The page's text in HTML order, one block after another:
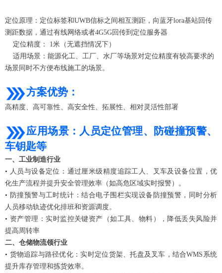
定位原理：定位标签和UWB信标之间相互测距，向蓝牙lora基站回传
测距数据，通过有线网络或者4G5G回传到定位服务器
定位精度： 1米（无遮挡情况下）
适用场景：能源化工、工厂、水厂等场景对定位精度有较高要求的
场景同时不方便布线施工的场景。
方案优势：
高精度、高可靠性、高安全性、拓展性、相对灵活性部署
应用场景：人员定位管理、防碰撞预警、
车钥匙等
一、工业制造行业
• 人员与设备定位 ：通过厘米级精度追踪工人、叉车及设备位置，优
化生产流程并提升安全管理效率（如高危区域实时报警） 。
• 防撞预警与工时统计 ：结合电子围栏实现设备防撞预警，同时分析
人员移动轨迹优化排班和资源调度。
• 资产管理 ：实时监控关键资产（如工具、物料），降低丢失风险并
提高周转率
二、仓储物流领行业
• 货物追踪与路径优化：实时定位货架、托盘及叉车，结合WMS系统
提升库存管理和拣货效率。